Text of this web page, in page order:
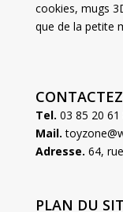
cookies, mugs
que de la petite
Tel. 03 85 20 61
Mail.
Adresse. 64,
PLAN DU